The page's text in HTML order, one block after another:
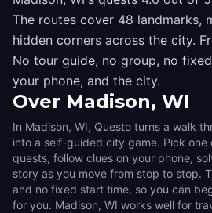
The routes cover 48 landmarks,
hidden corners across the city.
No tour guide, no group, no
your phone, and the city.
Over Madison, WI
In Madison, WI, Questo turns a walk
into a self-guided city game. Pick one
quests, follow clues on your phone,
story as you move from stop to stop.
and no fixed start time, so you can
for you. Madison, WI works well for